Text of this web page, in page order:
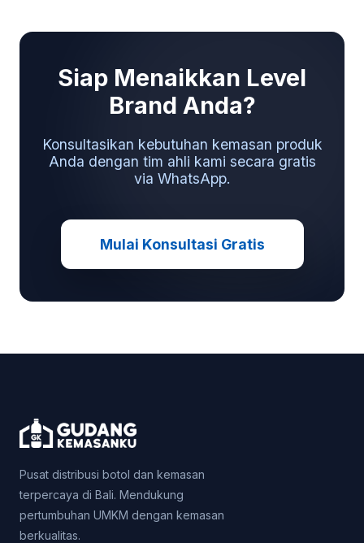
Siap Menaikkan Level
Brand Anda?
Konsultasikan kebutuhan kemasan produk
Anda dengan tim ahli kami secara gratis
via WhatsApp.
Mulai Konsultasi Gratis
Pusat distribusi botol dan kemasan
terpercaya di Bali. Mendukung
pertumbuhan UMKM dengan kemasan
berkualitas.